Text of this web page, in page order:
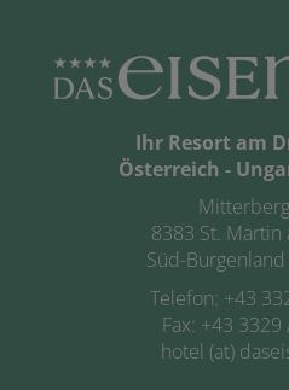
Ihr Resort am
Österreich -
8383 St. Martin
Süd-
Telefon: +43
Fax: +43
hotel (at)